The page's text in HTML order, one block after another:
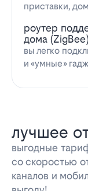
приставки,
роутер
дома (ZigBee)
вы легко
и «умные»
лучшее
выгодные
со скоростью
каналов и